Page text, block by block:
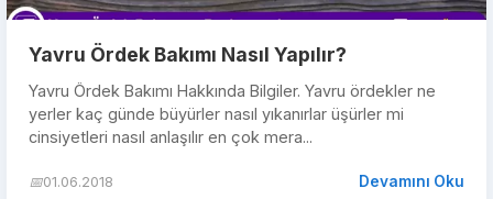
Yavru Ördek Bakımı Nasıl Yapılır?
Yavru Ördek Bakımı Hakkında Bilgiler. Yavru ördekler ne
yerler kaç günde büyürler nasıl yıkanırlar üşürler mi
cinsiyetleri nasıl anlaşılır en çok mera...
📅01.06.2018 Devamını Oku